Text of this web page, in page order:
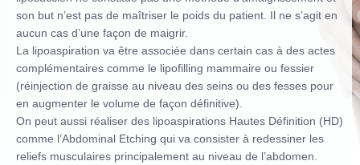
son but n’est pas de maîtriser le poids du patient. Il ne s’agit en
aucun cas d’une façon de maigrir.
La lipoaspiration va être associée dans certain cas à des actes
complémentaires comme le lipofilling mammaire ou fessier
(réinjection de graisse au niveau des seins ou des fesses pour
en augmenter le volume de façon définitive).
On peut aussi réaliser des lipoaspirations Hautes Définition (HD)
comme l’Abdominal Etching qui va consister à redessiner les
reliefs musculaires principalement au niveau de l’abdomen.